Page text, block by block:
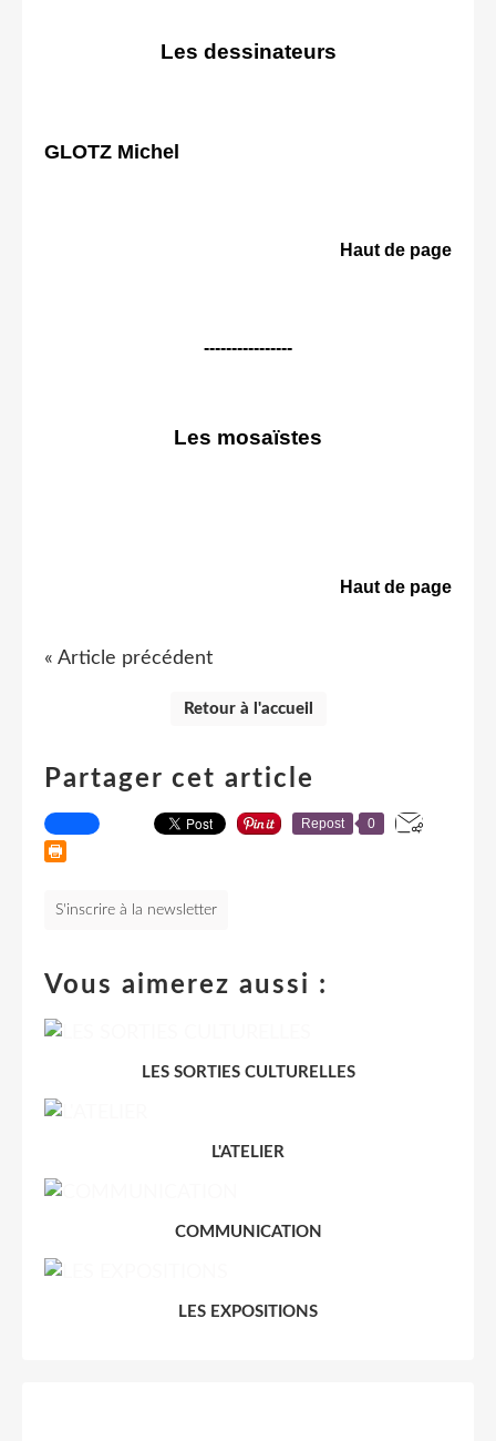
Les dessinateurs
GLOTZ Michel
Haut de page
----------------
Les mosaïstes
Haut de page
« Article précédent
Retour à l'accueil
Partager cet article
Repost 0
S'inscrire à la newsletter
Vous aimerez aussi :
LES SORTIES CULTURELLES
L'ATELIER
COMMUNICATION
LES EXPOSITIONS